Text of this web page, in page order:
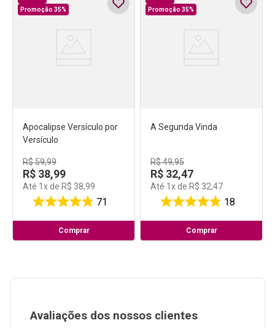
Promoção 35%
Apocalipse Versículo por
Versículo
R$59,99
R$ 38,99
Até 1 x de R$ 38,99
71
Comprar
Promoção 35%
A Segunda Vinda
R$49,95
R$ 32,47
Até 1 x de R$ 32,47
18
Comprar
Avaliações dos nossos clientes